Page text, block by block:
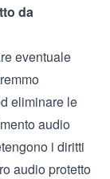
da
eventuale
eliminare le
audio
i diritti
audio protetto